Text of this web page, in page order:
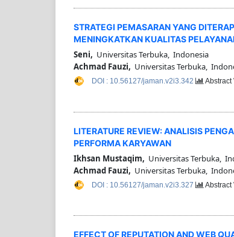
STRATEGI PEMASARAN YANG
MENINGKATKAN KUALITAS
Seni, Universitas Terbuka, Indonesia
Achmad Fauzi, Universitas Terbuka,
DOI : 10.56127/jaman.v2i3.342 Abstract
LITERATURE REVIEW: ANALISIS
PERFORMA KARYAWAN
Ikhsan Mustaqim, Universitas Terbuka,
Achmad Fauzi, Universitas Terbuka,
DOI : 10.56127/jaman.v2i3.327 Abstract
EFFECT OF REPUTATION AND WEB